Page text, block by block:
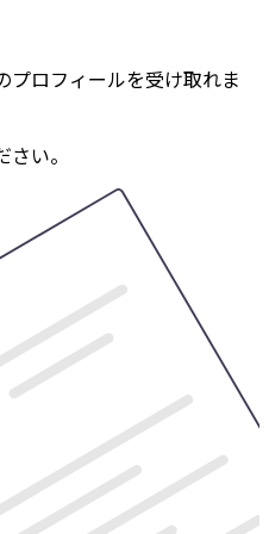
プロフィールを受け取れま
い。